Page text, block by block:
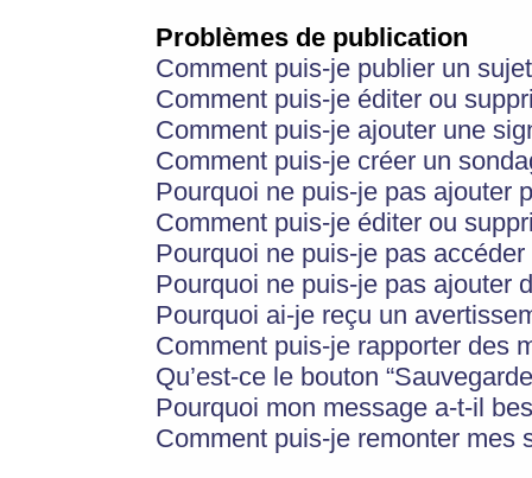
Problèmes de publication
Comment puis-je publier un
Comment puis-je éditer ou
Comment puis-je ajouter une
Comment puis-je créer un
Pourquoi ne puis-je pas ajouter
Comment puis-je éditer ou
Pourquoi ne puis-je pas
Pourquoi ne puis-je pas ajouter
Pourquoi ai-je reçu un
Comment puis-je rapporter des
Qu’est-ce le bouton
Pourquoi mon message a-t-il
Comment puis-je remonter mes